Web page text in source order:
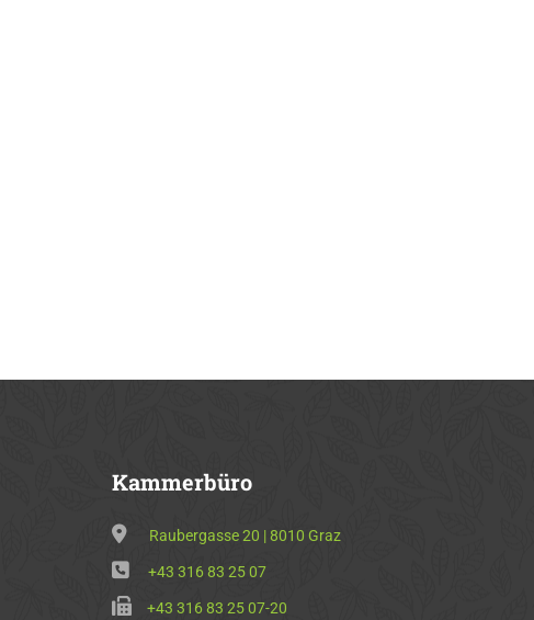
Kammerbüro
Raubergasse 20 | 8010 Graz
+43 316 83 25 07
+43 316 83 25 07-20